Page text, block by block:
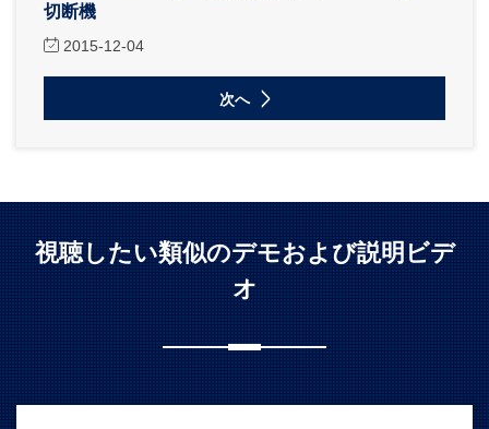
切断機
2015-12-04
次へ
視聴したい類似のデモおよび説明ビデ
オ